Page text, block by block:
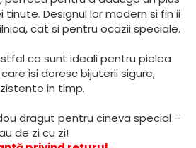
Designul lor modern si fin ii
cat si pentru ocazii speciale.
ca sunt ideali pentru pielea
isi doresc bijuterii sigure,
in timp.
dragut pentru cineva special –
de zi cu zi!